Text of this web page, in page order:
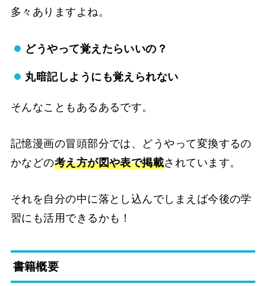
多々ありますよね。
どうやって覚えたらいいの？
丸暗記しようにも覚えられない
そんなこともあるあるです。
記憶漫画の冒頭部分では、どうやって変換するの
かなどの考え方が図や表で掲載されています。
それを自分の中に落とし込んでしまえば今後の学
習にも活用できるかも！
書籍概要